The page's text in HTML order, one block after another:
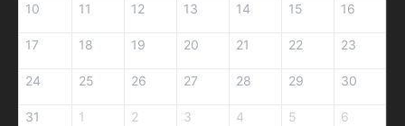
10 11 12 13 14 15 16
17 18 19 20 21 22 23
24 25 26 27 28 29 30
31 1 2 3 4 5 6